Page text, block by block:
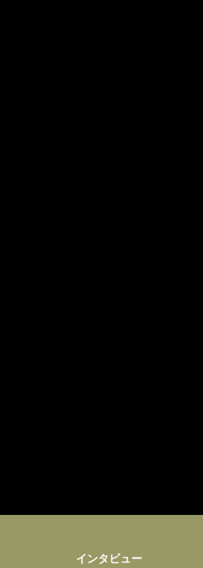
インタビュー